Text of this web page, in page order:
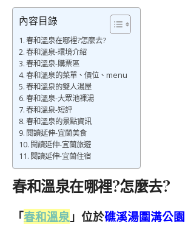
內容目錄
春和溫泉在哪裡?怎麼去?
春和溫泉-環境介紹
春和溫泉-購票區
春和溫泉的菜單、價位、menu
春和溫泉的雙人湯屋
春和溫泉-大眾池裸湯
春和溫泉-短評
春和溫泉的景點資訊
閱讀延伸-宜蘭美食
閱讀延伸-宜蘭旅遊
閱讀延伸-宜蘭住宿
春和溫泉在哪裡?怎麼去?
「春和溫泉 」位於礁溪湯圍溝公園